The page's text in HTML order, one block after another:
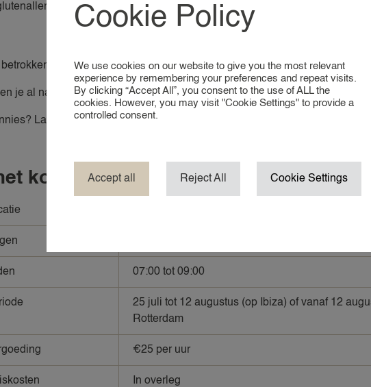
nanny die dit gezin zoekt? Reageer dan via onze website. We
je al nanny bij 24nannies? Stuur dan een WhatsApp-bericht naar de
Laat je gegevens hieronder achter en wij nemen zo snel mogelijk
kort
07:00 tot 09:00
25 juli tot 12 augustus (op Ibiza) of vanaf 12
Rotterdam
€25 per uur
In overleg
Cookie Policy
We use cookies on our website to give you the most relevant
experience by remembering your preferences and repeat visits.
By clicking “Accept All”, you consent to the use of ALL the
cookies. However, you may visit "Cookie Settings" to provide a
controlled consent.
Accept all Reject All Cookie Settings